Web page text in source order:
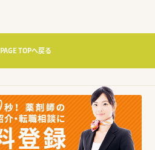
PAGE TOPへ戻る